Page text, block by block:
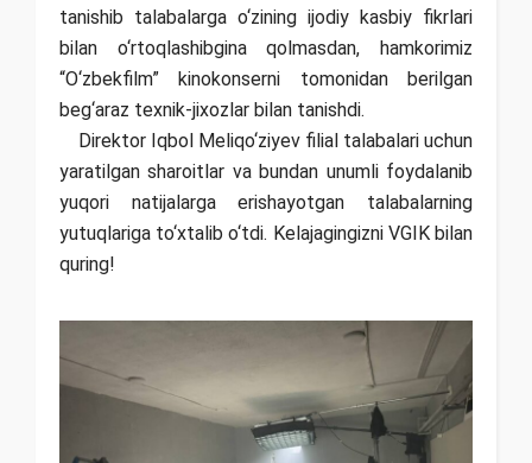
tanishib talabalarga o‘zining ijodiy kasbiy fikrlari
bilan o‘rtoqlashibgina qolmasdan, hamkorimiz
“O‘zbekfilm” kinokonserni tomonidan berilgan
beg‘araz texnik-jixozlar bilan tanishdi.
Direktor Iqbol Meliqo‘ziyev filial talabalari uchun
yaratilgan sharoitlar va bundan unumli foydalanib
yuqori natijalarga erishayotgan talabalarning
yutuqlariga to‘xtalib o‘tdi. Kelajagingizni VGIK bilan
quring!